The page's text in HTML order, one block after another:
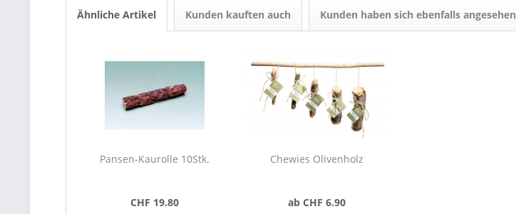
Ähnliche Artikel Kunden kauften auch Kunden haben sich ebenfalls angesehen
Pansen-Kaurolle 10Stk.
CHF 19.80
Chewies Olivenholz
ab CHF 6.90